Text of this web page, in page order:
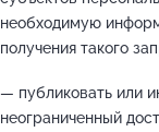
необходимую
получения такого
— публиковать или
неограниченный